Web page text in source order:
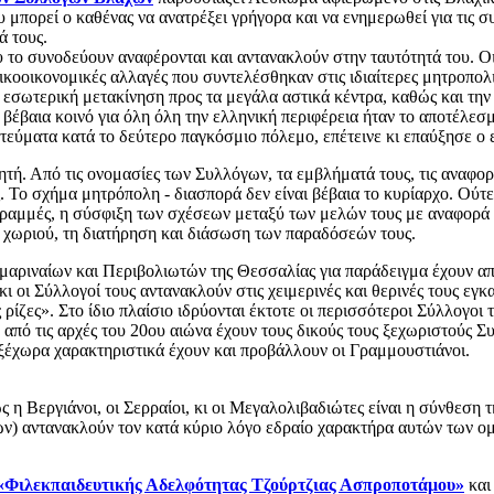
ο καθένας να ανατρέξει γρήγορα και να ενημερωθεί για τις
τους.
συνοδεύουν αναφέρονται και αντανακλούν στην ταυτότητά του.
αλλαγές που συντελέσθηκαν στις ιδιαίτερες
μετακίνηση προς τα μεγάλα αστικά κέντρα, καθώς και
κοινό για όλη όλη την ελληνική περιφέρεια ήταν το
κατά το δεύτερο παγκόσμιο πόλεμο, επέτεινε κι επαύξησε ο
Από τις ονομασίες των Συλλόγων, τα εμβλήματά τους, τις
σχήμα μητρόπολη - διασπορά δεν είναι βέβαια το κυρίαρχο.
η σύσφιξη των σχέσεων μεταξύ των μελών τους με αναφορά
χωριού, τη διατήρηση και διάσωση των παραδόσεών τους.
και Περιβολιωτών της Θεσσαλίας για παράδειγμα έχουν
Σύλλογοί τους αντανακλούν στις χειμερινές και θερινές τους
Στο ίδιο πλαίσιο ιδρύονται έκτοτε οι περισσότεροι
τις αρχές του 20ου αιώνα έχουν τους δικούς τους
χαρακτηριστικά έχουν και προβάλλουν οι Γραμμουστιάνοι.
οι Σερραίοι, κι οι Μεγαλολιβαδιώτες είναι η σύνθεση
τον κατά κύριο λόγο εδραίο χαρακτήρα αυτών των
Αδελφότητας Τζούρτζιας Ασπροποτάμου»